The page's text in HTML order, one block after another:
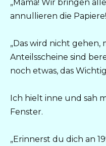
„Mama! Wir bringen
annullieren die
„Das wird nicht gehen,
Anteilsscheine sind
noch etwas, das
Ich hielt inne und sah
Fenster.
„Erinnerst du dich an